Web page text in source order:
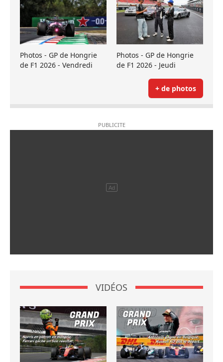
Photos - GP de Hongrie
de F1 2026 - Vendredi
Photos - GP de Hongrie
de F1 2026 - Jeudi
+ de photos
VIDÉOS